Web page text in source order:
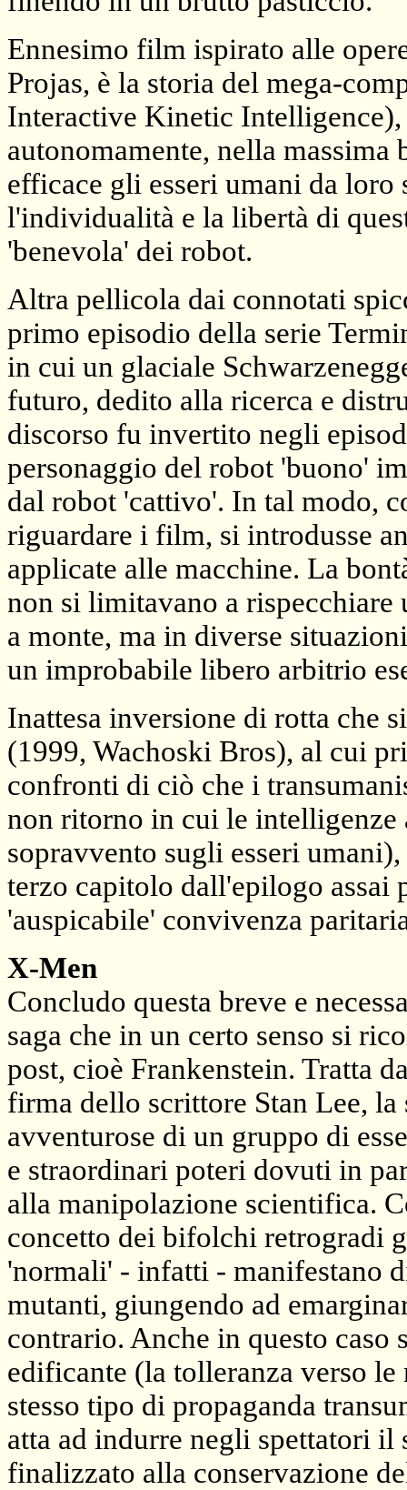
Ennesimo film ispirato alle
Projas, è la storia del mega-
Interactive Kinetic
autonomamente, nella
efficace gli esseri umani da loro
l'individualità e la libertà di
'benevola' dei robot.
Altra pellicola dai connotati
primo episodio della serie
in cui un glaciale
futuro, dedito alla ricerca e
discorso fu invertito negli
personaggio del robot 'buono'
dal robot 'cattivo'. In tal modo,
riguardare i film, si introdusse
applicate alle macchine. La
non si limitavano a rispecchiare
a monte, ma in diverse
un improbabile libero arbitrio
Inattesa inversione di rotta che
(1999, Wachoski Bros), al cui
confronti di ciò che i
non ritorno in cui le
sopravvento sugli esseri
terzo capitolo dall'epilogo assai
'auspicabile' convivenza
X-Men
Concludo questa breve e
saga che in un certo senso si
post, cioè Frankenstein. Tratta
firma dello scrittore Stan Lee,
avventurose di un gruppo di
e straordinari poteri dovuti in
alla manipolazione scientifica.
concetto dei bifolchi retrogradi
'normali' - infatti - manifestano
mutanti, giungendo ad
contrario. Anche in questo caso
edificante (la tolleranza verso
stesso tipo di propaganda
atta ad indurre negli spettatori
finalizzato alla conservazione